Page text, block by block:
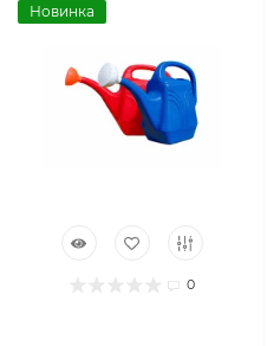
Новинка
0